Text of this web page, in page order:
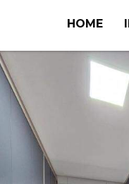
HOME